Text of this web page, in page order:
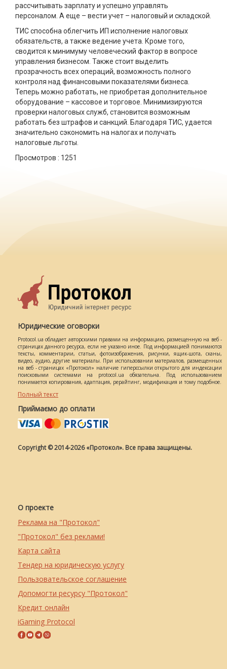
рассчитывать зарплату и успешно управлять
персоналом. А еще – вести учет – налоговый и складской.
ТИС способна облегчить ИП исполнение налоговых
обязательств, а также ведение учета. Кроме того,
сводится к минимуму человеческий фактор в вопросе
управления бизнесом. Также стоит выделить
прозрачность всех операций, возможность полного
контроля над финансовыми показателями бизнеса.
Теперь можно работать, не приобретая дополнительное
оборудование – кассовое и торговое. Минимизируются
проверки налоговых служб, становится возможным
работать без штрафов и санкций. Благодаря ТИС, удается
значительно сэкономить на налогах и получать
налоговые льготы.
Просмотров : 1251
Юридические оговорки
Protocol.ua обладает авторскими правами на информацию, размещенную на веб -
страницах данного ресурса, если не указано иное. Под информацией понимаются
тексты, комментарии, статьи, фотоизображения, рисунки, ящик-шота, сканы,
видео, аудио, другие материалы. При использовании материалов, размещенных
на веб - страницах «Протокол» наличие гиперссылки открытого для индексации
поисковыми системами на protocol.ua обязательна. Под использованием
понимается копирования, адаптация, рерайтинг, модификация и тому подобное.
Полный текст
Приймаємо до оплати
Copyright © 2014-2026 «Протокол». Все права защищены.
О проекте
Реклама на "Протокол"
"Протокол" без реклами!
Карта сайта
Тендер на юридическую услугу
Пользовательское соглашение
Допомогти ресурсу "Протокол"
Кредит онлайн
iGaming Protocol